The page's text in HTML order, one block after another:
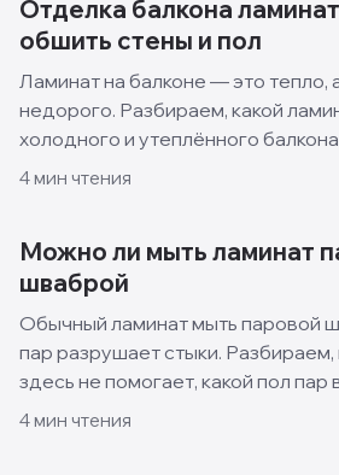
Отделка балкона
обшить стены и пол
Ламинат на балконе — это тепло,
недорого. Разбираем, какой
холодного и утеплённого
и пол своими руками и какие
4мин чтения
Можно ли мыть ламинат
шваброй
Обычный ламинат мыть паровой
пар разрушает стыки. Разбираем,
здесь не помогает, какой пол пар
как правильно ухаживать за
4мин чтения